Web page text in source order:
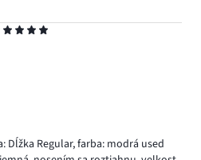
Dĺžka Regular,farba: modrá used